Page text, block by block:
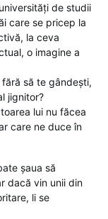
de studii
care se pricep la
la ceva
o imagine a
să te gândești,
jignitor?
lui nu făcea
care ne duce în
șaua să
dacă vin unii din
li se